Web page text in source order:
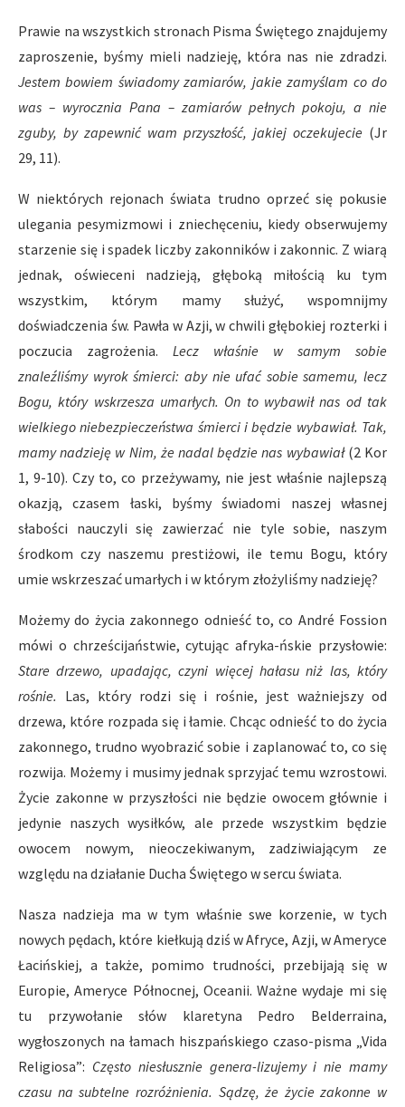
Prawie na wszystkich stronach Pisma Świętego znajdujemy
zaproszenie, byśmy mieli nadzieję, która nas nie zdradzi.
Jestem bowiem świadomy zamiarów, jakie zamyślam co do
was – wyrocznia Pana – zamiarów pełnych pokoju, a nie
zguby, by zapewnić wam przyszłość, jakiej oczekujecie (Jr
29, 11).
W niektórych rejonach świata trudno oprzeć się pokusie
ulegania pesymizmowi i zniechęceniu, kiedy obserwujemy
starzenie się i spadek liczby zakonników i zakonnic. Z wiarą
jednak, oświeceni nadzieją, głęboką miłością ku tym
wszystkim, którym mamy służyć, wspomnijmy
doświadczenia św. Pawła w Azji, w chwili głębokiej rozterki i
poczucia zagrożenia. Lecz właśnie w samym sobie
znaleźliśmy wyrok śmierci: aby nie ufać sobie samemu, lecz
Bogu, który wskrzesza umarłych. On to wybawił nas od tak
wielkiego niebezpieczeństwa śmierci i będzie wybawiał. Tak,
mamy nadzieję w Nim, że nadal będzie nas wybawiał (2 Kor
1, 9-10). Czy to, co przeżywamy, nie jest właśnie najlepszą
okazją, czasem łaski, byśmy świadomi naszej własnej
słabości nauczyli się zawierzać nie tyle sobie, naszym
środkom czy naszemu prestiżowi, ile temu Bogu, który
umie wskrzeszać umarłych i w którym złożyliśmy nadzieję?
Możemy do życia zakonnego odnieść to, co André Fossion
mówi o chrześcijaństwie, cytując afryka-ńskie przysłowie:
Stare drzewo, upadając, czyni więcej hałasu niż las, który
rośnie. Las, który rodzi się i rośnie, jest ważniejszy od
drzewa, które rozpada się i łamie. Chcąc odnieść to do życia
zakonnego, trudno wyobrazić sobie i zaplanować to, co się
rozwija. Możemy i musimy jednak sprzyjać temu wzrostowi.
Życie zakonne w przyszłości nie będzie owocem głównie i
jedynie naszych wysiłków, ale przede wszystkim będzie
owocem nowym, nieoczekiwanym, zadziwiającym ze
względu na działanie Ducha Świętego w sercu świata.
Nasza nadzieja ma w tym właśnie swe korzenie, w tych
nowych pędach, które kiełkują dziś w Afryce, Azji, w Ameryce
Łacińskiej, a także, pomimo trudności, przebijają się w
Europie, Ameryce Północnej, Oceanii. Ważne wydaje mi się
tu przywołanie słów klaretyna Pedro Belderraina,
wygłoszonych na łamach hiszpańskiego czaso-pisma „Vida
Religiosa”: Często niesłusznie genera-lizujemy i nie mamy
czasu na subtelne rozróżnienia. Sądzę, że życie zakonne w